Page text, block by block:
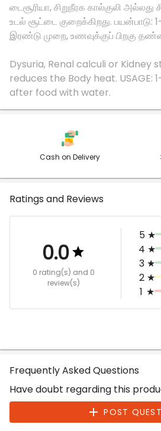
டைசூரியா, சிறுநீரக கால்குலி அல்லது
உடல் சூட்டை குறைக்கிறது. பயன்பாடு:
இரண்டு முறை, உணவுக்குப் பிறகு
Dysuria, Renal calculi or Kidney
reduces the Body heat. USAGE:
Cash on Delivery
Ratings and Reviews
0.0
0 rating(s) and 0
review(s)
5 ★
4 ★
3 ★
2 ★
1 ★
Frequently Asked Questions
Have doubt regarding this
POST